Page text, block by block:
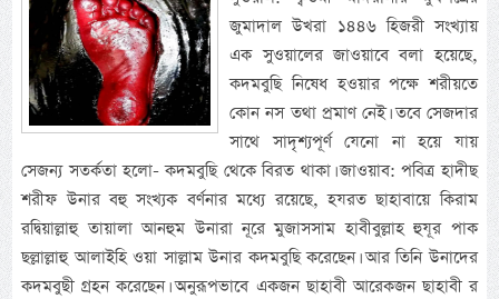
জুমাদাল উখরা ১৪৪৬ হিজরী সংখ্যায়
এক সুওয়ালের জাওয়াবে বলা হয়েছে,
কদমবুছি নিষেধ হওয়ার পক্ষে শরীয়তে
কোন নস তথা প্রমাণ নেই। তবে সেজদার
সাথে সাদৃশ্যপূর্ণ যেনো না হয়ে যায়
সেজন্য সতর্কতা হলো- কদমবুছি থেকে বিরত থাকা। জাওয়াব: পবিত্র হাদীছ
শরীফ উনার বহু সংখ্যক বর্ণনার মধ্যে রয়েছে, হযরত ছাহাবায়ে কিরাম
রদ্বিয়াল্লাহু তায়ালা আনহুম উনারা নূরে মুজাসসাম হাবীবুল্লাহ হুযূর পাক
ছল্লাল্লাহু আলাইহি ওয়া সাল্লাম উনার কদমবুছি করেছেন। আর তিনি উনাদের
কদমবুছী গ্রহন করেছেন। অনুরূপভাবে একজন ছাহাবী আরেকজন ছাহাবী র